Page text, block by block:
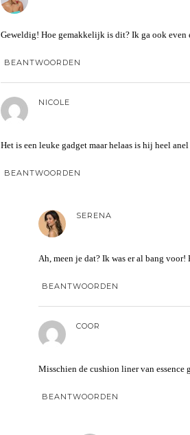
Geweldig! Hoe gemakkelijk is dit? Ik ga ook even
BEANTWOORDEN
NICOLE
Het is een leuke gadget maar helaas is hij heel
BEANTWOORDEN
SERENA
Ah, meen je dat? Ik was er al bang
BEANTWOORDEN
COOR
Misschien de cushion liner van essence
BEANTWOORDEN